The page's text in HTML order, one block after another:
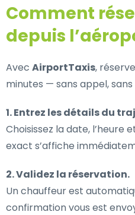
Comment
depuis
Avec AirportTaxis,
minutes — sans appel,
1. Entrez les détails du
Choisissez la date, l’heure
exact s’affiche
2. Validez la réservation.
Un chauffeur est
confirmation vous est